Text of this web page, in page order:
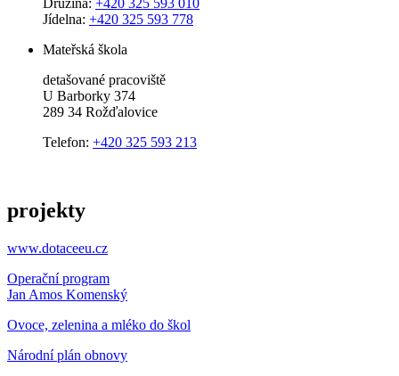
Jídelna: +420 325 593 778
Mateřská škola
detašované pracoviště
U Barborky 374
289 34 Rožďalovice
Telefon: +420 325 593 213
projekty
www.dotaceeu.cz
Operační program
Jan Amos Komenský
Ovoce, zelenina a mléko do škol
Národní plán obnovy